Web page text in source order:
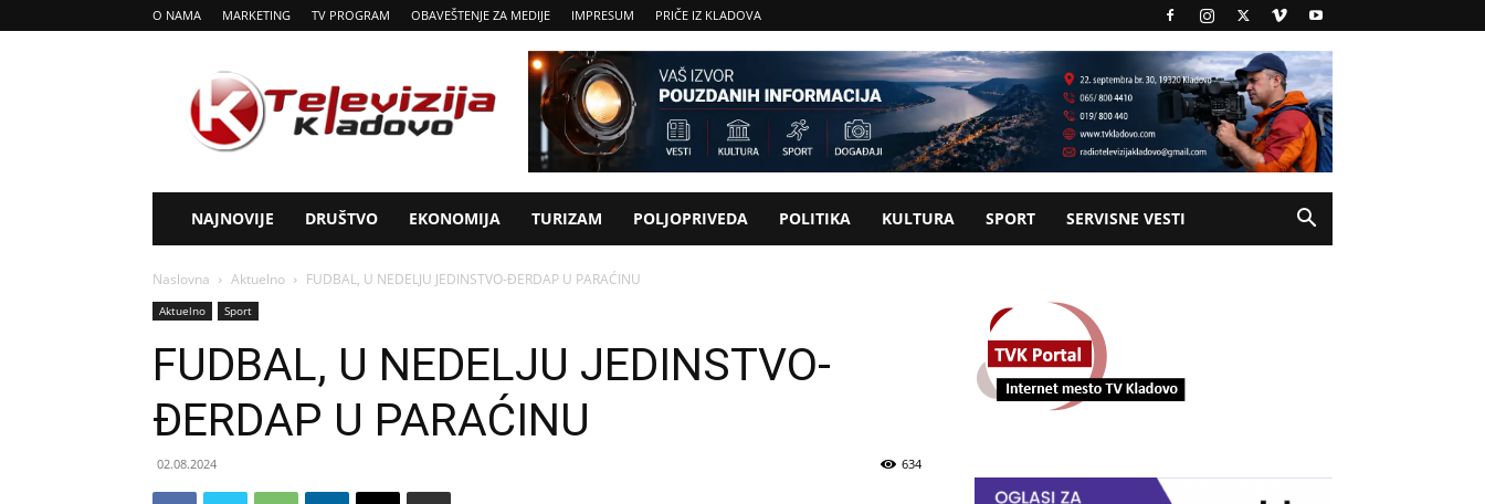
O NAMA MARKETING TV PROGRAM OBAVEŠTENJE ZA MEDIJE IMPRESUM PRIČE IZ KLADOVA
Tv
Kladovo
NAJNOVIJE DRUŠTVO EKONOMIJA TURIZAM POLJOPRIVEDA POLITIKA KULTURA SPORT SERVISNE VESTI
Naslovna Aktuelno FUDBAL, U NEDELJU JEDINSTVO-ĐERDAP U PARAĆINU
Aktuelno Sport
FUDBAL, U NEDELJU JEDINSTVO-
ĐERDAP U PARAĆINU
02.08.2024 634